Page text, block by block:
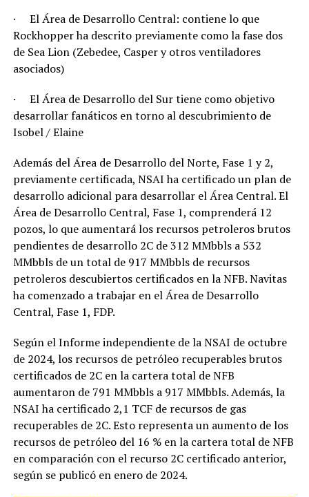
· El Área de Desarrollo Central: contiene lo que
Rockhopper ha descrito previamente como la fase dos
de Sea Lion (Zebedee, Casper y otros ventiladores
asociados)
· El Área de Desarrollo del Sur tiene como objetivo
desarrollar fanáticos en torno al descubrimiento de
Isobel / Elaine
Además del Área de Desarrollo del Norte, Fase 1 y 2,
previamente certificada, NSAI ha certificado un plan de
desarrollo adicional para desarrollar el Área Central. El
Área de Desarrollo Central, Fase 1, comprenderá 12
pozos, lo que aumentará los recursos petroleros brutos
pendientes de desarrollo 2C de 312 MMbbls a 532
MMbbls de un total de 917 MMbbls de recursos
petroleros descubiertos certificados en la NFB. Navitas
ha comenzado a trabajar en el Área de Desarrollo
Central, Fase 1, FDP.
Según el Informe independiente de la NSAI de octubre
de 2024, los recursos de petróleo recuperables brutos
certificados de 2C en la cartera total de NFB
aumentaron de 791 MMbbls a 917 MMbbls. Además, la
NSAI ha certificado 2,1 TCF de recursos de gas
recuperables de 2C. Esto representa un aumento de los
recursos de petróleo del 16 % en la cartera total de NFB
en comparación con el recurso 2C certificado anterior,
según se publicó en enero de 2024.